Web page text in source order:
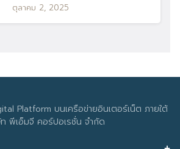
ตุลาคม 2, 2025
Platform บนเครือข่ายอินเตอร์เน็ต ภายใต้
พีเอ็มจี คอร์ปอเรชั่น จำกัด